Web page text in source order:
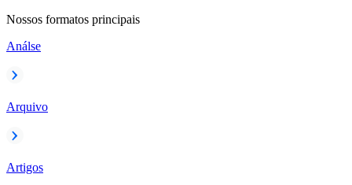
Nossos formatos principais
Análse
Arquivo
Artigos